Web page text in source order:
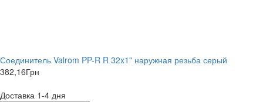
Соединитель Valrom PP-R R 32x1" наружная резьба серый
382,16Грн
Доставка 1-4 дня